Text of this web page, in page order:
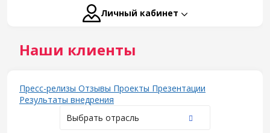
Личный кабинет
Наши клиенты
Пресс-релизы Отзывы Проекты Презентации
Результаты внедрения
Выбрать отрасль